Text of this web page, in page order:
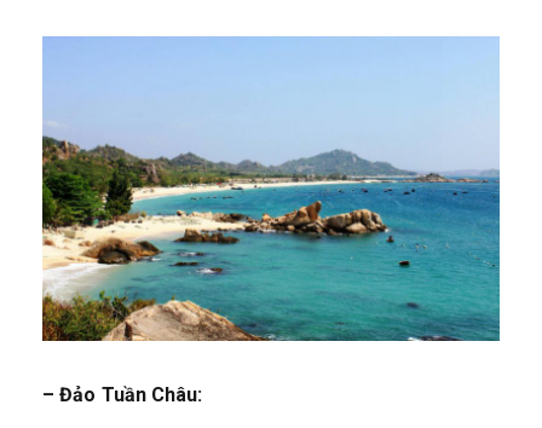
– Đảo Tuần Châu: